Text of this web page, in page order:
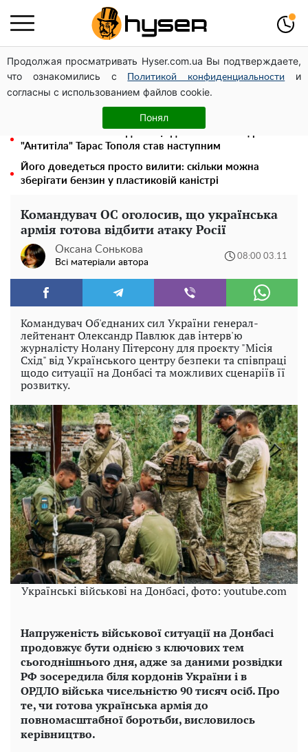
Продолжая просматривать Hyser.com.ua Вы подтверждаете,
что ознакомились с
Политикой конфиденциальности
и
согласны с использованием файлов cookie.
Понял
Посол ОБСЄ вдруге відвідав місце російського удару
по житловому будинку на Подолі
Гола Олена Тополя у цікавих позах змусила відвисати
щелепи: злив відео – було лише початком
"Антитіла" Тарас Тополя став наступним
Його доведеться просто вилити: скільки можна
зберігати бензин у пластиковій каністрі
Командувач ОС оголосив, що українська
армія готова відбити атаку Росії
Оксана Сонькова
Всі матеріали автора
08:00 03.11
Командувач Об'єднаних сил України генерал-
лейтенант Олександр Павлюк дав інтерв'ю
журналісту Нолану Пітерсону для проєкту "Місія
Схід" від Українського центру безпеки та співпраці
щодо ситуації на Донбасі та можливих сценаріїв її
розвитку.
Українські військові на Донбасі, фото: youtube.com
Напруженість військової ситуації на Донбасі
продовжує бути однією з ключових тем
сьогоднішнього дня, адже за даними розвідки
РФ зосередила біля кордонів України і в
ОРДЛО війська чисельністю 90 тисяч осіб. Про
те, чи готова українська армія до
повномасштабної боротьби, висловилось
керівництво.